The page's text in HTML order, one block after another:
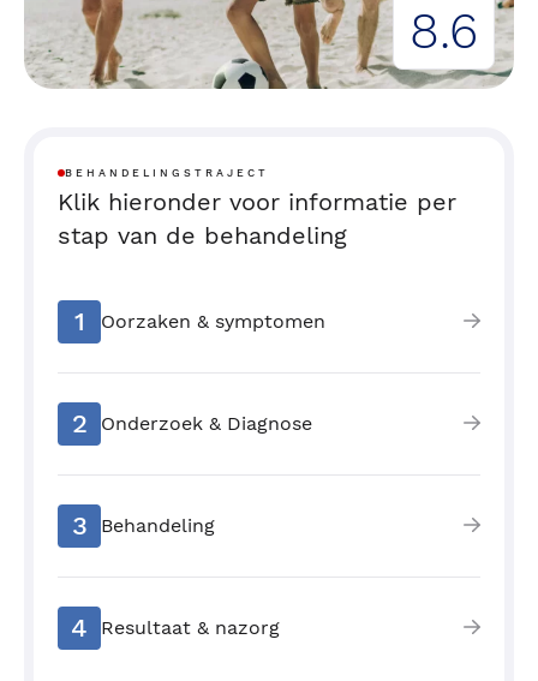
8.6
BEHANDELINGSTRAJECT
Klik hieronder voor informatie per
stap van de behandeling
1 Oorzaken & symptomen
2 Onderzoek & Diagnose
3 Behandeling
4 Resultaat & nazorg